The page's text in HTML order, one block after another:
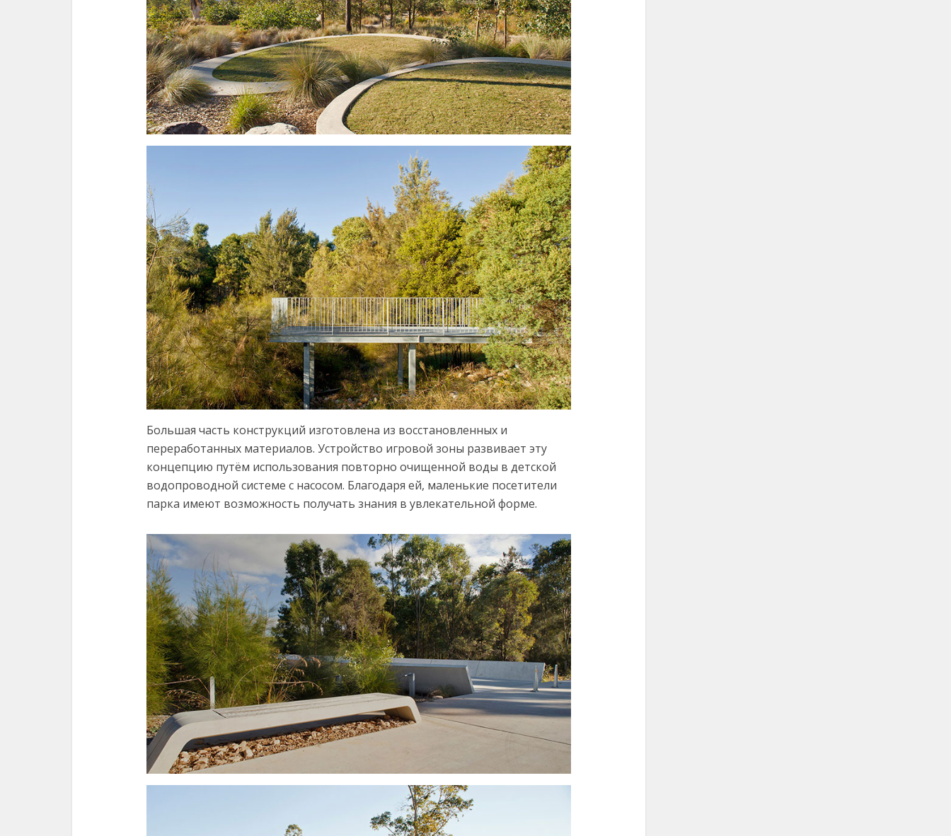
Большая часть конструкций изготовлена из восстановленных и
переработанных материалов. Устройство игровой зоны развивает эту
концепцию путём использования повторно очищенной воды в детской
водопроводной системе с насосом. Благодаря ей, маленькие посетители
парка имеют возможность получать знания в увлекательной форме.